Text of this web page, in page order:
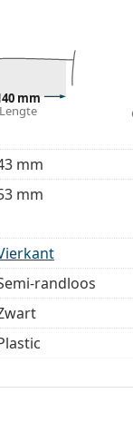
hoes. De
voor het
stoffen zakje in
voor meer
de instructies
mm
Lengte
mm
mm
randloos